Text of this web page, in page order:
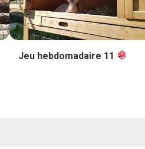
Jeu hebdomadaire 11